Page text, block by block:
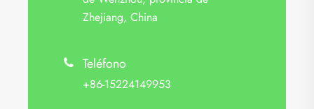
Zhejiang, China
 Teléfono
+86-15224149953